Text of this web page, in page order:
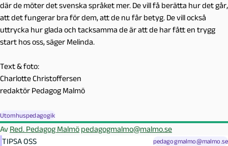
där de möter det svenska språket mer. De vill få berätta hur det går,
att det fungerar bra för dem, att de nu får betyg. De vill också
uttrycka hur glada och tacksamma de är att de har fått en trygg
start hos oss, säger Melinda.
Text & foto:
Charlotte Christoffersen
redaktör Pedagog Malmö
Utomhuspedagogik
Av Red. Pedagog Malmö pedagogmalmo@malmo.se
TIPSA OSS
pedagogmalmo@malmo.se